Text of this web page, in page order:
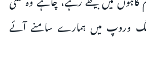
وروپ میں ہمارے سامنے آئے